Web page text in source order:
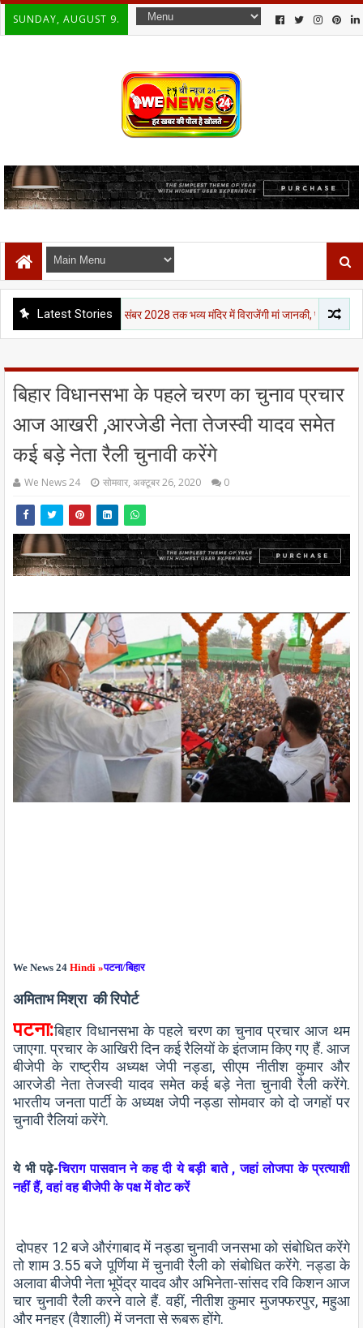
SUNDAY, AUGUST 9.
Latest Stories
पचांग पुराण 31 दिसंबर 2028 तक भव्य मंदिर में विराजेंगी मां जानकी, पुनौराधाम के विकास को
बिहार विधानसभा के पहले चरण का चुनाव प्रचार
आज आखरी ,आरजेडी नेता तेजस्वी यादव समेत
कई बड़े नेता रैली चुनावी करेंगे
We News 24 सोमवार, अक्टूबर 26, 2020 0
We News 24 Hindi »पटना/बिहार
अमिताभ मिश्रा की रिपोर्ट
पटना:बिहार विधानसभा के पहले चरण का चुनाव प्रचार आज थम
जाएगा. प्रचार के आखिरी दिन कई रैलियों के इंतजाम किए गए हैं. आज
बीजेपी के राष्ट्रीय अध्यक्ष जेपी नड्डा, सीएम नीतीश कुमार और
आरजेडी नेता तेजस्वी यादव समेत कई बड़े नेता चुनावी रैली करेंगे.
भारतीय जनता पार्टी के अध्यक्ष जेपी नड्डा सोमवार को दो जगहों पर
चुनावी रैलियां करेंगे.
ये भी पढ़े-चिराग पासवान ने कह दी ये बड़ी बाते , जहां लोजपा के प्रत्याशी
नहीं हैं, वहां वह बीजेपी के पक्ष में वोट करें
दोपहर 12 बजे औरंगाबाद में नड्डा चुनावी जनसभा को संबोधित करेंगे
तो शाम 3.55 बजे पूर्णिया में चुनावी रैली को संबोधित करेंगे. नड्डा के
अलावा बीजेपी नेता भूपेंद्र यादव और अभिनेता-सांसद रवि किशन आज
चार चुनावी रैली करने वाले हैं. वहीं, नीतीश कुमार मुजफ्फरपुर, महुआ
और मनहर (वैशाली) में जनता से रूबरू होंगे.